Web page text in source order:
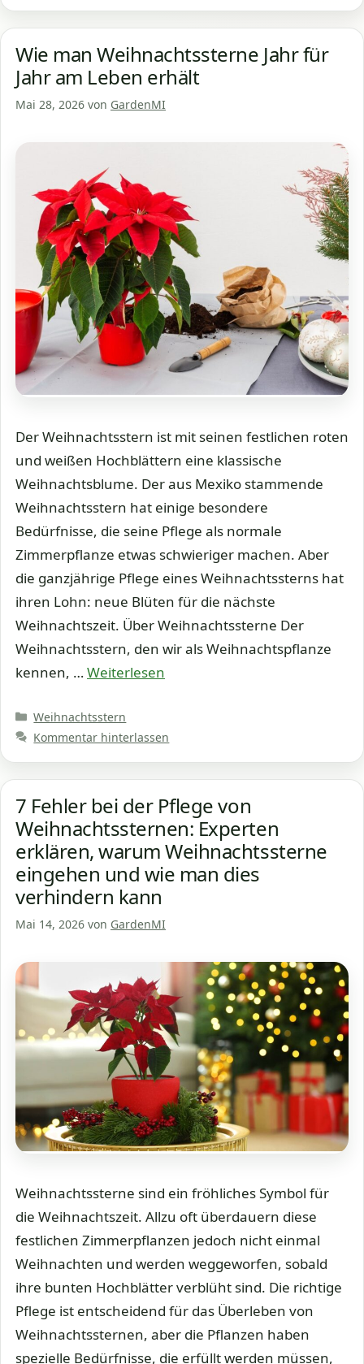
Wie man Weihnachtssterne Jahr für
Jahr am Leben erhält
Mai 28, 2026 von GardenMI
Der Weihnachtsstern ist mit seinen festlichen roten
und weißen Hochblättern eine klassische
Weihnachtsblume. Der aus Mexiko stammende
Weihnachtsstern hat einige besondere
Bedürfnisse, die seine Pflege als normale
Zimmerpflanze etwas schwieriger machen. Aber
die ganzjährige Pflege eines Weihnachtssterns hat
ihren Lohn: neue Blüten für die nächste
Weihnachtszeit. Über Weihnachtssterne Der
Weihnachtsstern, den wir als Weihnachtspflanze
kennen, …Weiterlesen
Kategorien
Weihnachtsstern
Kommentar hinterlassen
7 Fehler bei der Pflege von
Weihnachtssternen: Experten
erklären, warum Weihnachtssterne
eingehen und wie man dies
verhindern kann
Mai 14, 2026 von GardenMI
Weihnachtssterne sind ein fröhliches Symbol für
die Weihnachtszeit. Allzu oft überdauern diese
festlichen Zimmerpflanzen jedoch nicht einmal
Weihnachten und werden weggeworfen, sobald
ihre bunten Hochblätter verblüht sind. Die richtige
Pflege ist entscheidend für das Überleben von
Weihnachtssternen, aber die Pflanzen haben
spezielle Bedürfnisse, die erfüllt werden müssen,